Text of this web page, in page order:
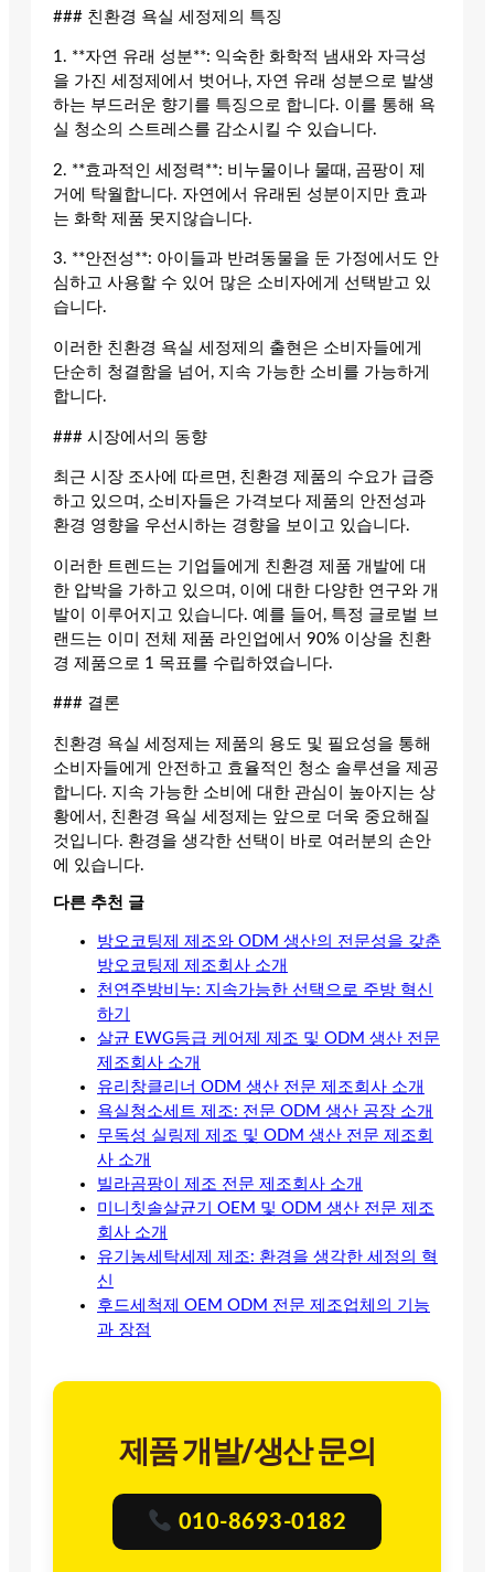
### 친환경 욕실 세정제의 특징
1. **자연 유래 성분**: 익숙한 화학적 냄새와 자극성
을 가진 세정제에서 벗어나, 자연 유래 성분으로 발생
하는 부드러운 향기를 특징으로 합니다. 이를 통해 욕
실 청소의 스트레스를 감소시킬 수 있습니다.
2. **효과적인 세정력**: 비누물이나 물때, 곰팡이 제
거에 탁월합니다. 자연에서 유래된 성분이지만 효과
는 화학 제품 못지않습니다.
3. **안전성**: 아이들과 반려동물을 둔 가정에서도 안
심하고 사용할 수 있어 많은 소비자에게 선택받고 있
습니다.
이러한 친환경 욕실 세정제의 출현은 소비자들에게
단순히 청결함을 넘어, 지속 가능한 소비를 가능하게
합니다.
### 시장에서의 동향
최근 시장 조사에 따르면, 친환경 제품의 수요가 급증
하고 있으며, 소비자들은 가격보다 제품의 안전성과
환경 영향을 우선시하는 경향을 보이고 있습니다.
이러한 트렌드는 기업들에게 친환경 제품 개발에 대
한 압박을 가하고 있으며, 이에 대한 다양한 연구와 개
발이 이루어지고 있습니다. 예를 들어, 특정 글로벌 브
랜드는 이미 전체 제품 라인업에서 90% 이상을 친환
경 제품으로 1 목표를 수립하였습니다.
### 결론
친환경 욕실 세정제는 제품의 용도 및 필요성을 통해
소비자들에게 안전하고 효율적인 청소 솔루션을 제공
합니다. 지속 가능한 소비에 대한 관심이 높아지는 상
황에서, 친환경 욕실 세정제는 앞으로 더욱 중요해질
것입니다. 환경을 생각한 선택이 바로 여러분의 손안
에 있습니다.
다른 추천 글
방오코팅제 제조와 ODM 생산의 전문성을 갖춘
방오코팅제 제조회사 소개
천연주방비누: 지속가능한 선택으로 주방 혁신
하기
살균 EWG등급 케어제 제조 및 ODM 생산 전문
제조회사 소개
유리창클리너 ODM 생산 전문 제조회사 소개
욕실청소세트 제조: 전문 ODM 생산 공장 소개
무독성 실링제 제조 및 ODM 생산 전문 제조회
사 소개
빌라곰팡이 제조 전문 제조회사 소개
미니칫솔살균기 OEM 및 ODM 생산 전문 제조
회사 소개
유기농세탁세제 제조: 환경을 생각한 세정의 혁
신
후드세척제 OEM ODM 전문 제조업체의 기능
과 장점
제품 개발/생산 문의
010-8693-0182